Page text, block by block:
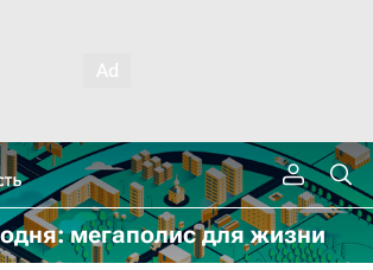
мегаполис для жизни